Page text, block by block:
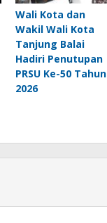
Wali Kota dan
Wakil Wali Kota
Tanjung Balai
Hadiri Penutupan
PRSU Ke-50 Tahun
2026